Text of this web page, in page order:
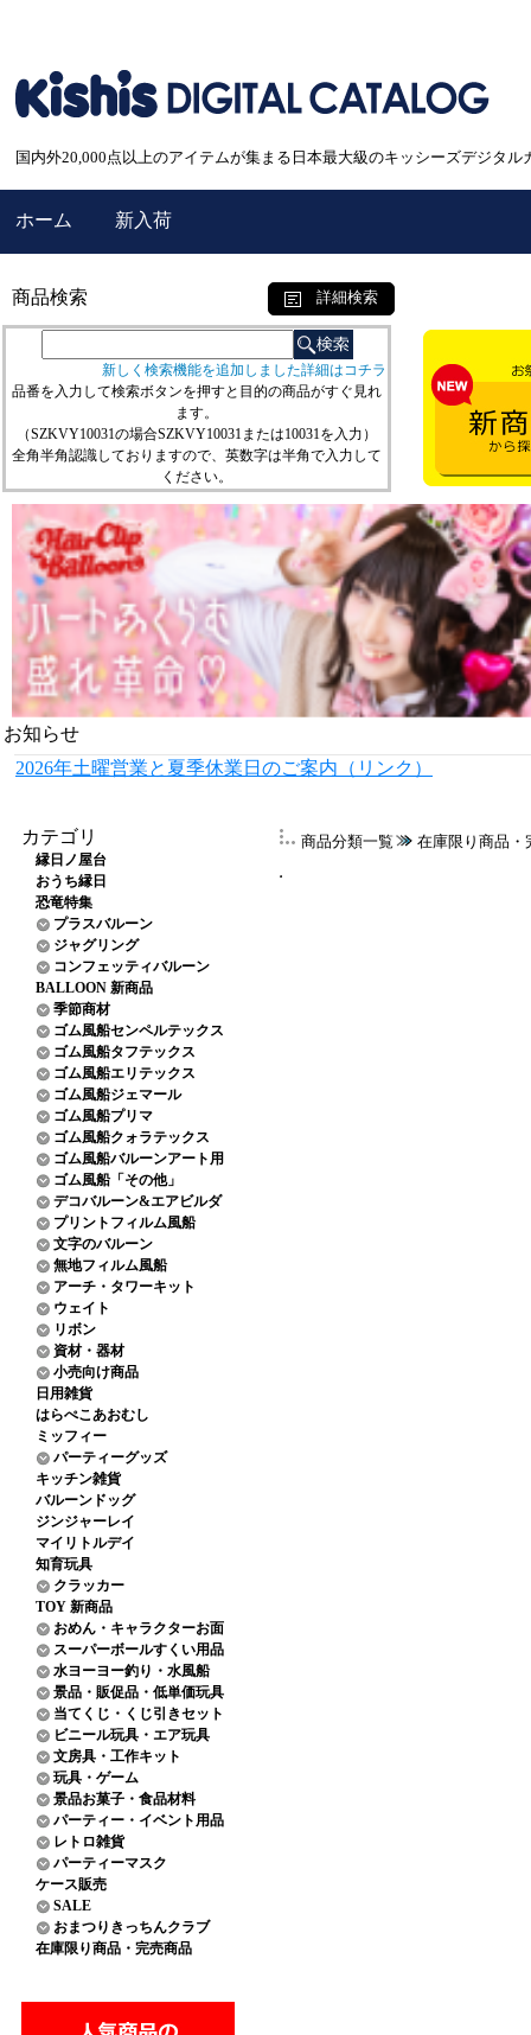
国内外20,000点以上のアイテムが集まる日本最大級のキッシーズデジタル
ホーム 新入荷
商品検索 詳細検索
新しく検索機能を追加しました詳細はコチラ
品番を入力して検索ボタンを押すと目的の商品がすぐ見れ
ます。
（SZKVY10031の場合SZKVY10031または10031を入力）
全角半角認識しておりますので、英数字は半角で入力して
ください。
お知らせ
2026年土曜営業と夏季休業日のご案内（リンク）
カテゴリ
縁日ノ屋台
おうち縁日
恐竜特集
プラスバルーン
ジャグリング
コンフェッティバルーン
BALLOON 新商品
季節商材
ゴム風船センペルテックス
ゴム風船タフテックス
ゴム風船エリテックス
ゴム風船ジェマール
ゴム風船プリマ
ゴム風船クォラテックス
ゴム風船バルーンアート用
ゴム風船「その他」
デコバルーン&エアビルダ
プリントフィルム風船
文字のバルーン
無地フィルム風船
アーチ・タワーキット
ウェイト
リボン
資材・器材
小売向け商品
日用雑貨
はらぺこあおむし
ミッフィー
パーティーグッズ
キッチン雑貨
バルーンドッグ
ジンジャーレイ
マイリトルデイ
知育玩具
クラッカー
TOY 新商品
おめん・キャラクターお面
スーパーボールすくい用品
水ヨーヨー釣り・水風船
景品・販促品・低単価玩具
当てくじ・くじ引きセット
ビニール玩具・エア玩具
文房具・工作キット
玩具・ゲーム
景品お菓子・食品材料
パーティー・イベント用品
レトロ雑貨
パーティーマスク
ケース販売
SALE
おまつりきっちんクラブ
在庫限り商品・完売商品
商品分類一覧 在庫限り商品・